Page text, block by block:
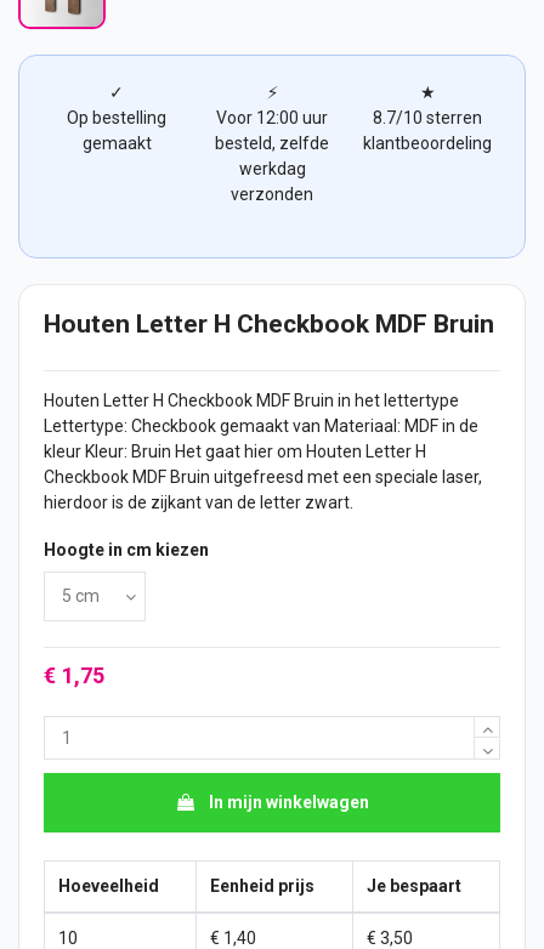
✓
Op bestelling
gemaakt
⚡
Voor 12:00 uur
besteld, zelfde
werkdag
verzonden
★
8.7/10 sterren
klantbeoordeling
Houten Letter H Checkbook MDF Bruin
Houten Letter H Checkbook MDF Bruin in het lettertype
Lettertype: Checkbook gemaakt van Materiaal: MDF in de
kleur Kleur: Bruin Het gaat hier om Houten Letter H
Checkbook MDF Bruin uitgefreesd met een speciale laser,
hierdoor is de zijkant van de letter zwart.
Hoogte in cm kiezen
€ 1,75
In mijn winkelwagen
Hoeveelheid Eenheid prijs Je bespaart
10 € 1,40 € 3,50